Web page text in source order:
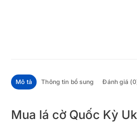
Mô tả Thông tin bổ sung Đánh giá
Mua lá cờ Quốc Kỳ